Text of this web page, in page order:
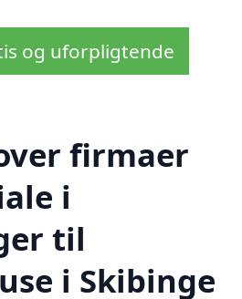
og uforpligtende
firmaer
i
til
i Skibinge